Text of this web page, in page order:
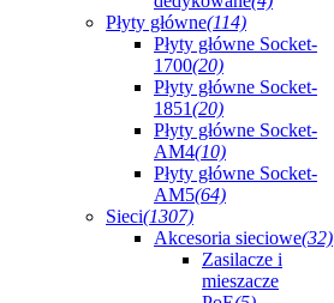
Płyty główne(114)
Płyty główne Socket-
1700(20)
Płyty główne Socket-
1851(20)
Płyty główne Socket-
AM4(10)
Płyty główne Socket-
AM5(64)
Sieci(1307)
Akcesoria sieciowe(32)
Zasilacze i
mieszacze